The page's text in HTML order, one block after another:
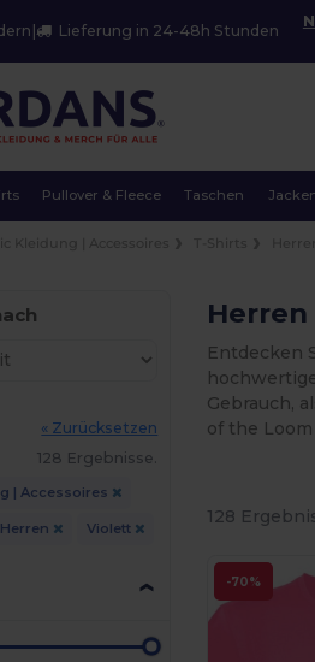
Lieferung in 24-48h Stunden
Pullover & Fleece Taschen
« Zurücksetzen
128 Ergebnisse.
| Accessoires
Herren Violett
Entdecken
Gebrauch,
of the
128
-70%